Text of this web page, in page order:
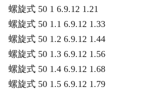
螺旋式 50 1 6.9.12 1.21
螺旋式 50 1.1 6.9.12 1.33
螺旋式 50 1.2 6.9.12 1.44
螺旋式 50 1.3 6.9.12 1.56
螺旋式 50 1.4 6.9.12 1.68
螺旋式 50 1.5 6.9.12 1.79